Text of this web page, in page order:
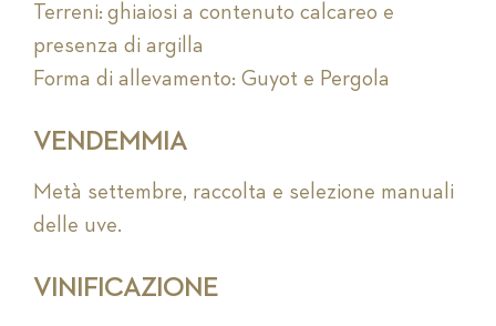
Terreni: ghiaiosi a contenuto calcareo e
presenza di argilla
Forma di allevamento: Guyot e Pergola
VENDEMMIA
Metà settembre, raccolta e selezione manuali
delle uve.
VINIFICAZIONE